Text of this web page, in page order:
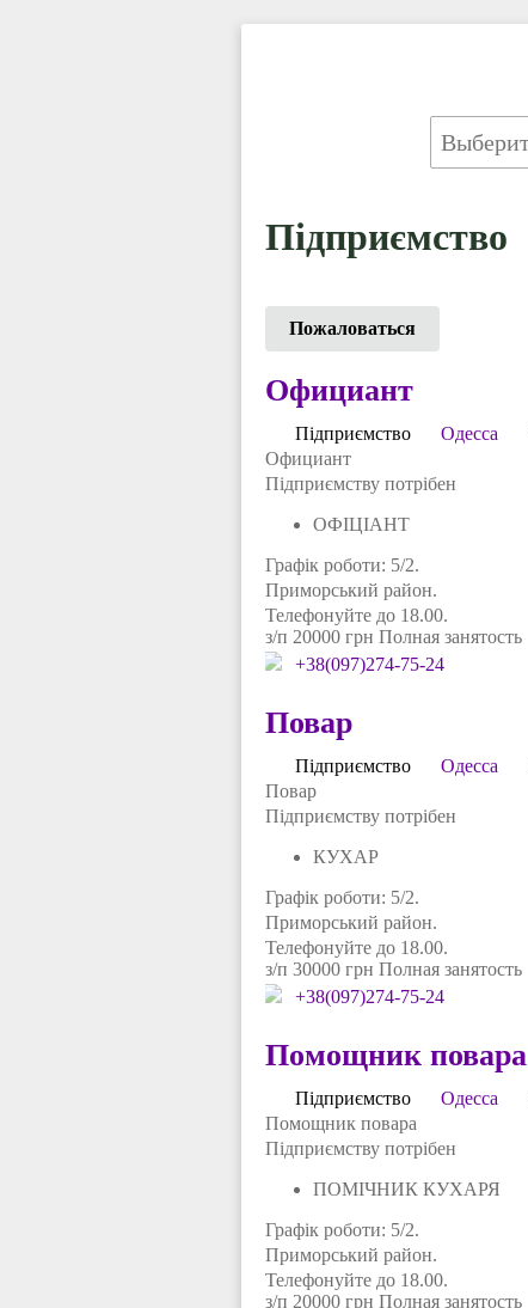
Підприємство
Пожаловаться
Официант
Підприємство Одесса
Официант
Підприємству потрібен
ОФІЦІАНТ
Графік роботи: 5/2.
Приморський район.
Телефонуйте до 18.00.
з/п 20000 грн Полная занятость
+38(097)274-75-24
Повар
Підприємство Одесса
Повар
Підприємству потрібен
КУХАР
Графік роботи: 5/2.
Приморський район.
Телефонуйте до 18.00.
з/п 30000 грн Полная занятость
+38(097)274-75-24
Помощник повара
Підприємство Одесса
Помощник повара
Підприємству потрібен
ПОМІЧНИК КУХАРЯ
Графік роботи: 5/2.
Приморський район.
Телефонуйте до 18.00.
з/п 20000 грн Полная занятость